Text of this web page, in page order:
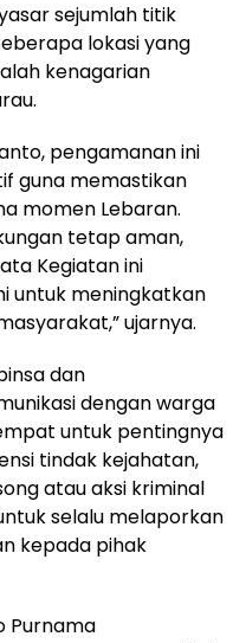
sejumlah titik
lokasi yang
kenagarian
pengamanan ini
guna memastikan
momen Lebaran.
tetap aman,
Kegiatan ini
untuk meningkatkan
ujarnya.
dan
dengan warga
untuk pentingnya
tindak kejahatan,
atau aksi kriminal
selalu melaporkan
kepada pihak
Purnama